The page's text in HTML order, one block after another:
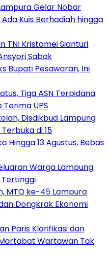
Gelar Nobar
Kuis Berhadiah hingga
TNI Kristomei Sianturi
Sabak
Bupati Pesawaran, Ini
Tiga ASN Terpidana
UPS
Disdikbud Lampung
di 15
Hingga 13 Agustus, Bebas
Warga Lampung
Tertinggi
MTQ ke-45 Lampura
Dongkrak Ekonomi
Paris Klarifikasi dan
Wartawan Tak